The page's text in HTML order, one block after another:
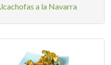
a la Navarra